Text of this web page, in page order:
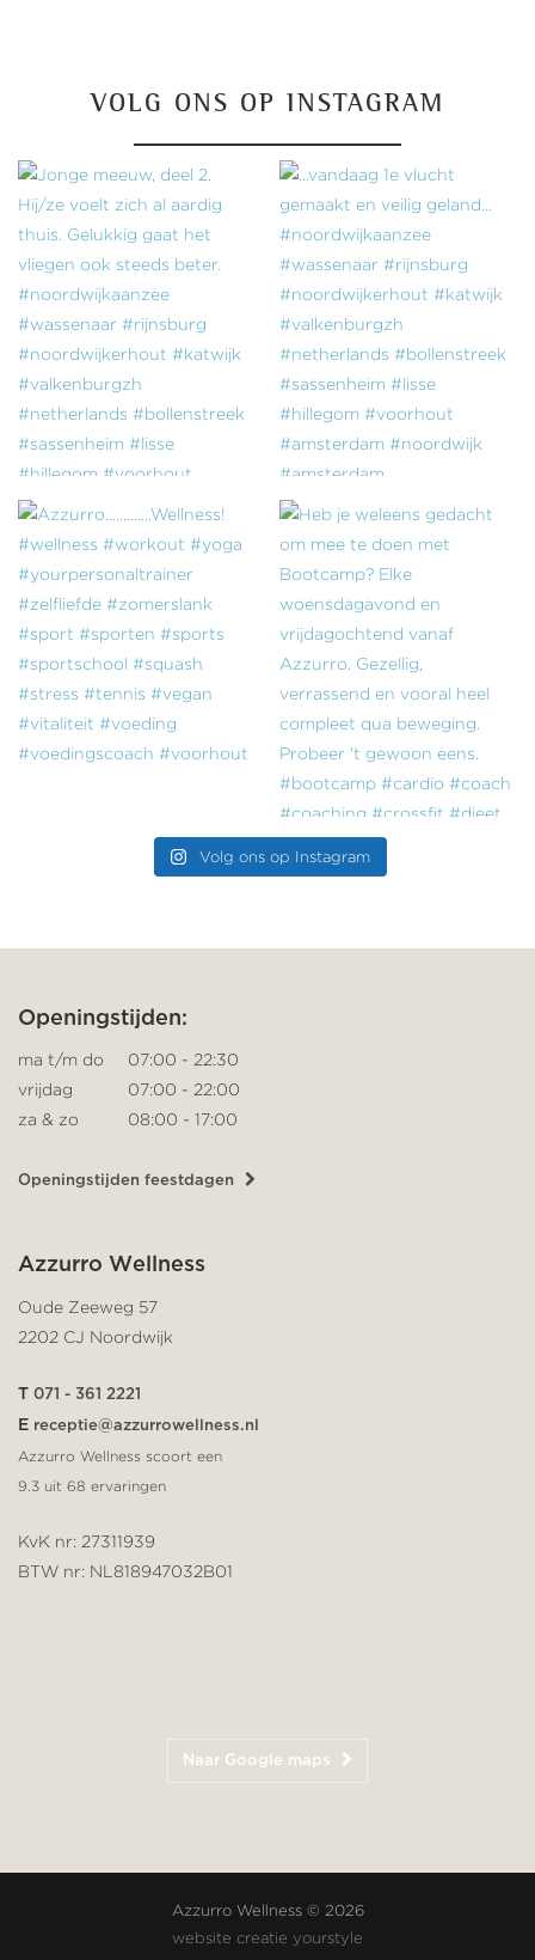
VOLG ONS OP INSTAGRAM
Volg ons op Instagram
Openingstijden:
ma t/m do
07:00 - 22:30
vrijdag
07:00 - 22:00
za & zo
08:00 - 17:00
Openingstijden feestdagen
Azzurro Wellness
Oude Zeeweg 57
2202 CJ Noordwijk
T 071 - 361 2221
E receptie@azzurrowellness.nl
Azzurro Wellness scoort een
9.3 uit 68 ervaringen
KvK nr: 27311939
BTW nr: NL818947032B01
Naar Google maps
Azzurro Wellness © 2026
website creatie yourstyle